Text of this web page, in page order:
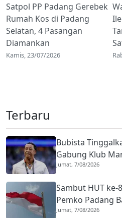
Satpol PP Padang Gerebek
Rumah Kos di Padang
Selatan, 4 Pasangan
Diamankan
Kamis, 23/07/2026
Terbaru
Bubista
Gabung Klub
Jumat, 7/08/2026
Sambut HUT ke-
Pemko Padang
Merah Putih
Jumat, 7/08/2026